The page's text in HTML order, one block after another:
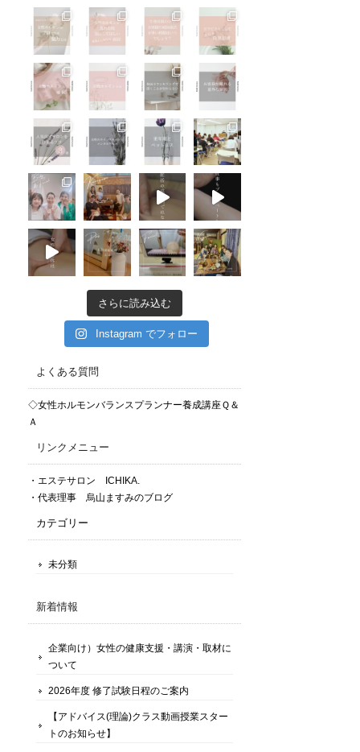
さらに読み込む
Instagram でフォロー
よくある質問
◇女性ホルモンバランスプランナー養成講座Ｑ＆
Ａ
リンクメニュー
・エステサロン ICHIKA.
・代表理事 烏山ますみのブログ
カテゴリー
未分類
新着情報
企業向け）女性の健康支援・講演・取材に
ついて
2026年度 修了試験日程のご案内
【アドバイス(理論)クラス動画授業スター
トのお知らせ】